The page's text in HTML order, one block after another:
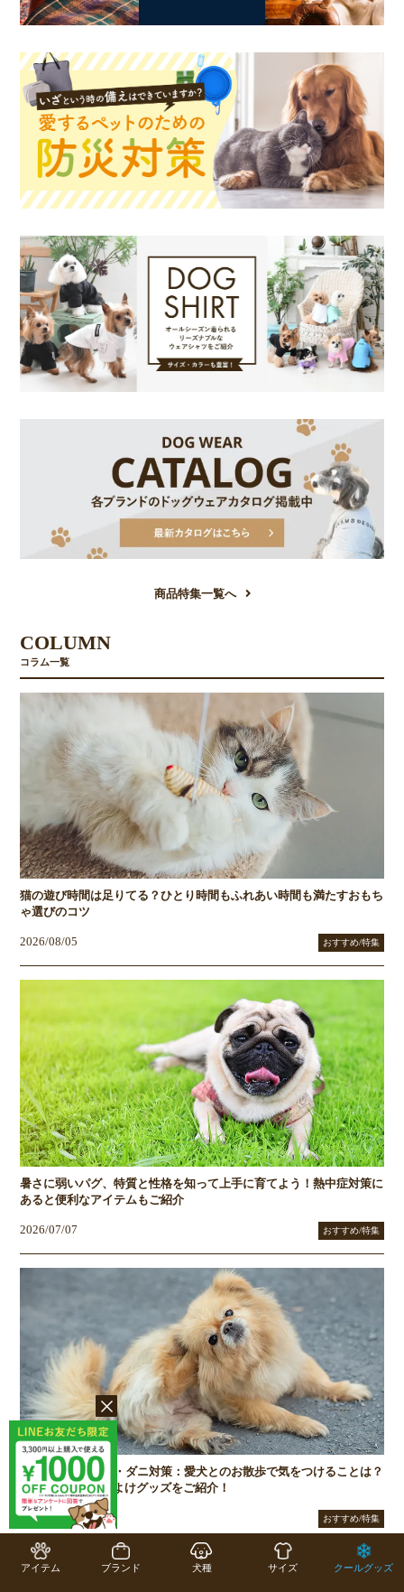
アイテム ブランド 犬種 サイズ クールグッズ
商品特集一覧へ
COLUMN
コラム一覧
猫の遊び時間は足りてる？ひとり時間もふれあい時間も満たすおもち
ゃ選びのコツ
2026/08/05 おすすめ/特集
暑さに弱いパグ、特質と性格を知って上手に育てよう！熱中症対策に
あると便利なアイテムもご紹介
2026/07/07 おすすめ/特集
梅雨から秋のノミ・ダニ対策：愛犬とのお散歩で気をつけることは？
Caluluの犬服と虫よけグッズをご紹介！
2026/06/01 おすすめ/特集